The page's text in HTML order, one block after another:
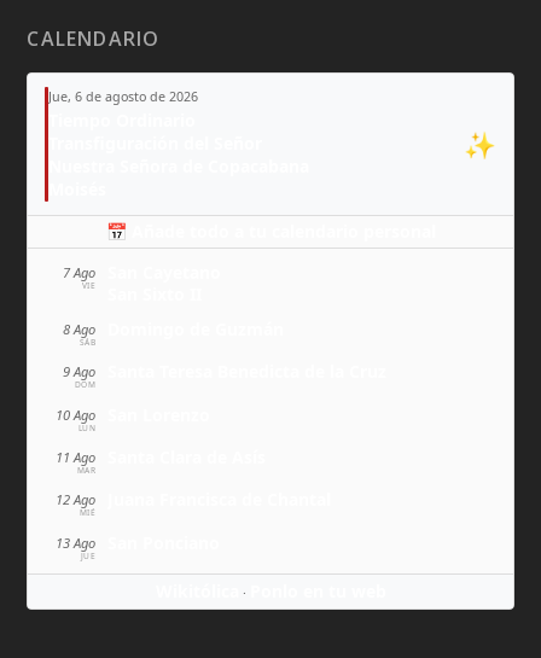
CALENDARIO
Jue, 6 de agosto de 2026
✨
📅 Añade todo a tu calendario personal
7 Ago
VIE
8 Ago
SÁB
9 Ago
DOM
10 Ago
LUN
11 Ago
MAR
12 Ago
MIÉ
13 Ago
JUE
·